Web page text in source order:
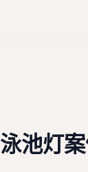
泳池灯